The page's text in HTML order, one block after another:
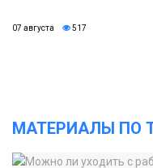
07 августа 517
МАТЕРИАЛЫ ПО